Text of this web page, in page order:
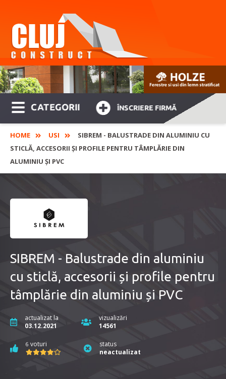
CATEGORII ÎNSCRIERE FIRMĂ
HOME USI
SIBREM - BALUSTRADE DIN ALUMINIU CU
STICLĂ, ACCESORII ȘI PROFILE PENTRU TÂMPLĂRIE DIN
ALUMINIU ȘI PVC
SIBREM - Balustrade din aluminiu
cu sticlă, accesorii și profile pentru
tâmplărie din aluminiu și PVC
actualizat la
03.12.2021
vizualizări
14561
6 voturi
status
neactualizat